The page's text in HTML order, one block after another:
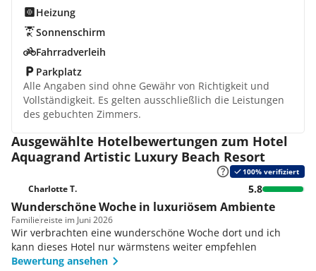
Heizung
Sonnenschirm
Fahrradverleih
Parkplatz
Alle Angaben sind ohne Gewähr von Richtigkeit und
Vollständigkeit. Es gelten ausschließlich die Leistungen
des gebuchten Zimmers.
Ausgewählte Hotelbewertungen zum Hotel
Aquagrand Artistic Luxury Beach Resort
100% verifiziert
Charlotte T. 5.8
Wunderschöne Woche in luxuriösem Ambiente
Familiereiste im Juni 2026
Wir verbrachten eine wunderschöne Woche dort und ich
kann dieses Hotel nur wärmstens weiter empfehlen
Bewertung ansehen